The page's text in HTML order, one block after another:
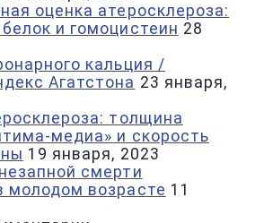
оценка атеросклероза:
и гомоцистеин 28
кальция /
Агатстона 23 января,
толщина
медиа» и скорость
19 января, 2023
смерти
молодом возрасте 11